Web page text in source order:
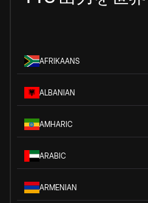
AFRIKAANS
ALBANIAN
AMHARIC
ARABIC
ARMENIAN